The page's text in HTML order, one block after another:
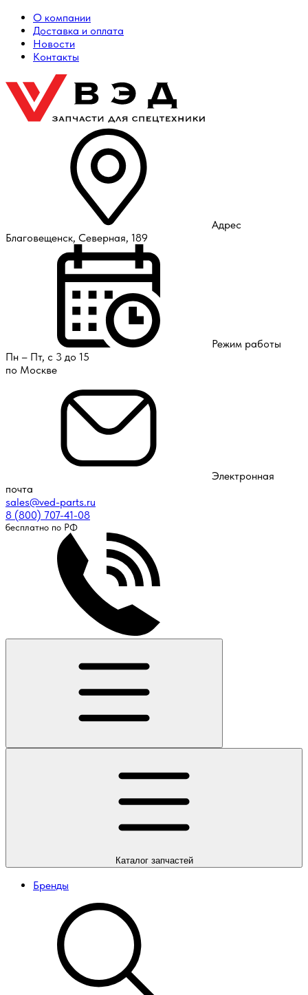
О компании
Доставка и оплата
Новости
Контакты
Адрес
Благовещенск, Северная, 189
Режим работы
Пн – Пт, с 3 до 15
по Москве
Электронная
почта
sales@ved-parts.ru
8 (800) 707-41-08
бесплатно по РФ
Каталогзапчастей
Бренды